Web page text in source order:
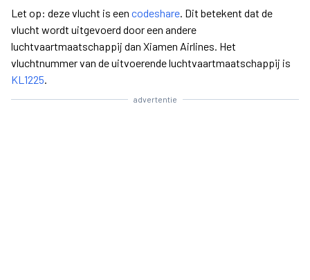
Let op: deze vlucht is een codeshare. Dit betekent dat de
vlucht wordt uitgevoerd door een andere
luchtvaartmaatschappij dan Xiamen Airlines. Het
vluchtnummer van de uitvoerende luchtvaartmaatschappij is
KL1225.
advertentie